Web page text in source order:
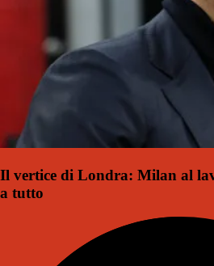
Il vertice di Londra: Milan al
a tutto